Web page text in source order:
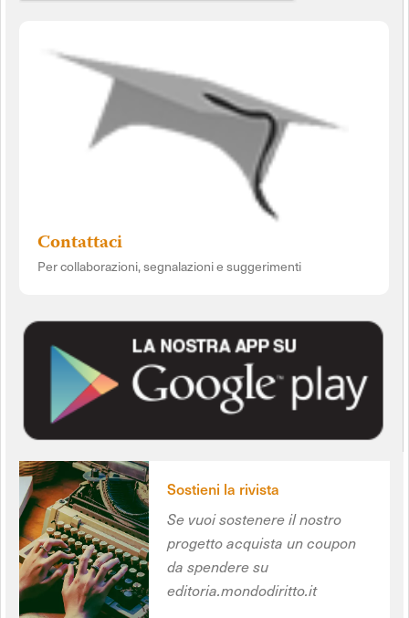
Contattaci
Per collaborazioni, segnalazioni e suggerimenti
Sostieni la rivista
Se vuoi sostenere il nostro
progetto acquista un coupon
da spendere su
editoria.mondodiritto.it